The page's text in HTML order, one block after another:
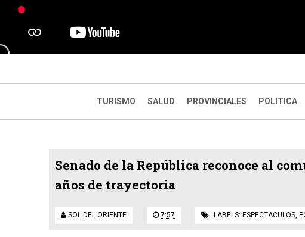
TURISMO SALUD PROVINCIALES POLITICA
Senado de la República reconoce al
años de trayectoria
SOL DEL ORIENTE 7:57 LABELS: ESPECTACULOS